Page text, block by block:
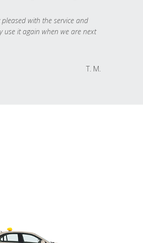
pleased with the service and
use it again when we are next
T. M.